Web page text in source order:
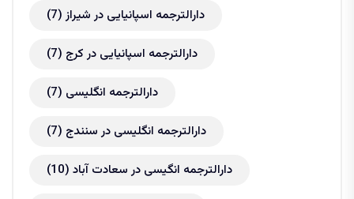
دارالترجمه اسپانیایی در شیراز(7)
دارالترجمه اسپانیایی در کرج (7)
دارالترجمه انگلیسی (7)
دارالترجمه انگلیسی در سنندج (7)
دارالترجمه انگیسی در سعادت آباد (10)